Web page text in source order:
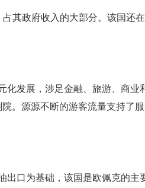
其政府收入的大部分。该国还
发展，涉足金融、旅游、商业
。源源不断的游客流量支持了
出口为基础，该国是欧佩克的主